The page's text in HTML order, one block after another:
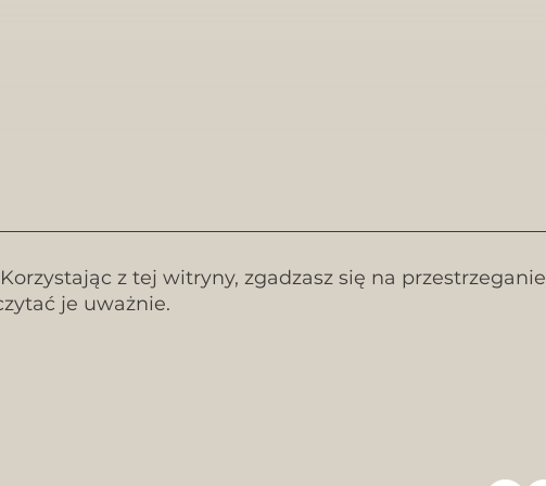
z tej witryny, zgadzasz się na przestrzeganie
je uważnie.